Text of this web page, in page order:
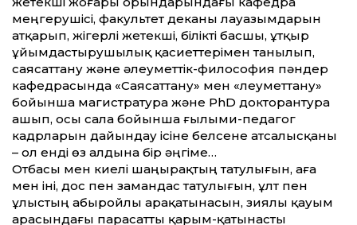
меңгерушісі, факультет деканы лауазымдарын
атқарып, жігерлі жетекші, білікті басшы, ұтқыр
ұйымдастырушылық қасиеттерімен танылып,
саясаттану және әлеу­мет­тік-философия пәндер
кафедрасында «Саясаттану» мен «Әлеу­мет­тану»
бойынша магистратура және PhD докторан­тура
ашып, осы сала бойынша ғылыми-педагог
кадрларын дайындау ісіне белсене атсалысқаны
– ол енді өз алдына бір әңгіме…
Отбасы мен киелі шаңырақтың татулығын, аға
мен іні, дос пен замандас татулығын, ұлт пен
ұлыстың абыройлы арақатынасын, зиялы қауым
арасындағы парасатты қарым-қатынасты